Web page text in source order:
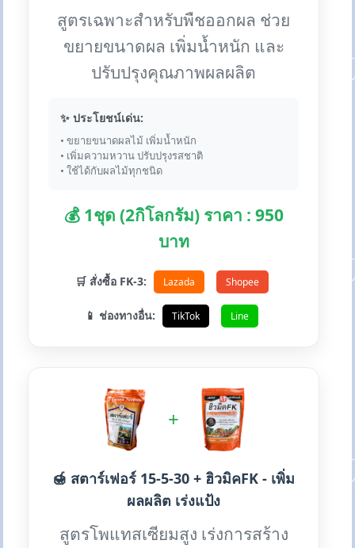
สูตรเฉพาะสำหรับพืชออกผล ช่วย
ขยายขนาดผล เพิ่มน้ำหนัก และ
ปรับปรุงคุณภาพผลผลิต
✨ ประโยชน์เด่น:
• ขยายขนาดผลไม้ เพิ่มน้ำหนัก
• เพิ่มความหวาน ปรับปรุงรสชาติ
• ใช้ได้กับผลไม้ทุกชนิด
💰 1ชุด (2กิโลกรัม) ราคา : 950
บาท
🛒 สั่งซื้อ FK-3: Lazada Shopee
📱 ช่องทางอื่น: TikTok Line
+
🍯 สตาร์เฟอร์ 15-5-30 + ฮิวมิคFK - เพิ่ม
ผลผลิต เร่งแป้ง
สูตรโพแทสเซียมสูง เร่งการสร้าง